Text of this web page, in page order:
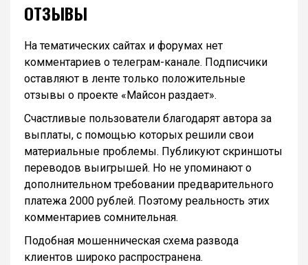
ОТЗЫВЫ
На тематических сайтах и форумах нет
комментариев о телеграм-канале. Подписчики
оставляют в ленте только положительные
отзывы о проекте «Майсон раздает».
Счастливые пользователи благодарят автора за
выплаты, с помощью которых решили свои
материальные проблемы. Публикуют скриншоты
переводов выигрышей. Но не упоминают о
дополнительном требовании предварительного
платежа 2000 рублей. Поэтому реальность этих
комментариев сомнительная.
Подобная мошенническая схема развода
клиентов широко распространена.